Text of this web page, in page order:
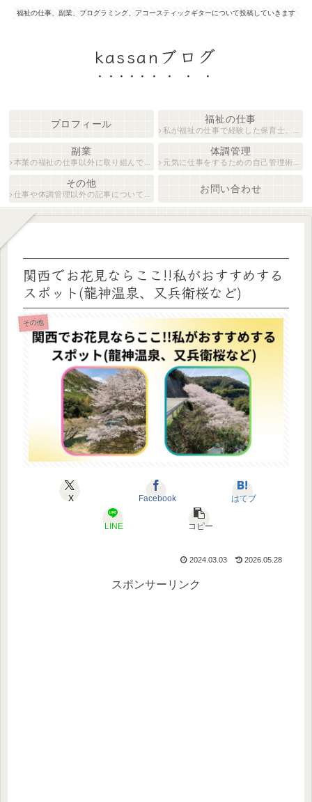
福祉の仕事、副業、プログラミング、アコースティックギターについて投稿していきます
kassanブログ
プロフィール 福祉の仕事
私が福祉の仕事で経験した保育士、障がい者生活支援員について紹介します。
副業
本業の福祉の仕事以外に取り組んでいる仕事について紹介します。
体調管理
元気に仕事をするための自己管理術について説明します。
その他
仕事や体調管理以外の記事について執筆しています。
お問い合わせ
関西でお花見ならここ!!私がおすすめする
スポット(龍神温泉、又兵衛桜など)
その他
X Facebook はてブ
LINE コピー
2024.03.03 2026.05.28
スポンサーリンク